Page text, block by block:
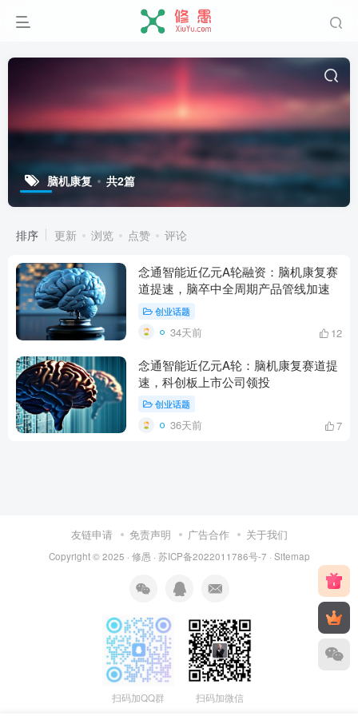
脑机康复 共2篇
排序 更新 浏览 点赞 评论
念通智能近亿元A轮融资：脑机康复赛
道提速，脑卒中全周期产品管线加速
创业话题
34天前 12
念通智能近亿元A轮：脑机康复赛道提
速，科创板上市公司领投
创业话题
36天前 7
友链申请 免责声明 广告合作 关于我们
Copyright © 2025 · 修愚 · 苏ICP备2022011786号-7 · Sitemap
扫码加QQ群 扫码加微信